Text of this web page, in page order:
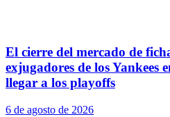
El cierre del mercado de
exjugadores de los Yankees
llegar a los playoffs
6 de agosto de 2026